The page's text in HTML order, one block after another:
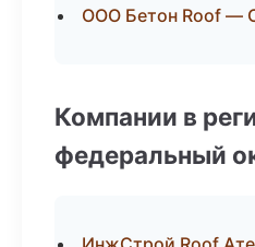
ООО Бетон Roof —
Компании в
федеральный